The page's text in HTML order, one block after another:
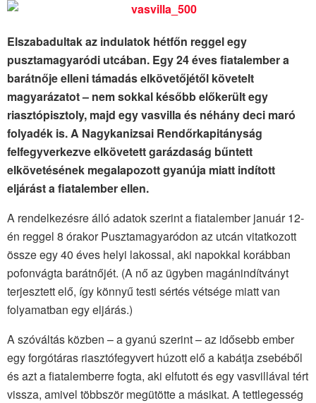
Elszabadultak az indulatok hétfőn reggel egy
pusztamagyaródi utcában. Egy 24 éves fiatalember a
barátnője elleni támadás elkövetőjétől követelt
magyarázatot – nem sokkal később előkerült egy
riasztópisztoly, majd egy vasvilla és néhány deci maró
folyadék is. A Nagykanizsai Rendőrkapitányság
felfegyverkezve elkövetett garázdaság bűntett
elkövetésének megalapozott gyanúja miatt indított
eljárást a fiatalember ellen.
A rendelkezésre álló adatok szerint a fiatalember január 12-
én reggel 8 órakor Pusztamagyaródon az utcán vitatkozott
össze egy 40 éves helyi lakossal, aki napokkal korábban
pofonvágta barátnőjét. (A nő az ügyben magánindítványt
terjesztett elő, így könnyű testi sértés vétsége miatt van
folyamatban egy eljárás.)
A szóváltás közben – a gyanú szerint – az idősebb ember
egy forgótáras riasztófegyvert húzott elő a kabátja zsebéből
és azt a fiatalemberre fogta, aki elfutott és egy vasvillával tért
vissza, amivel többször megütötte a másikat. A tettlegesség